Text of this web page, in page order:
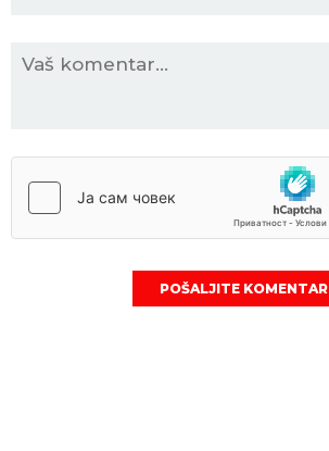
POŠALJITE KOMENTAR